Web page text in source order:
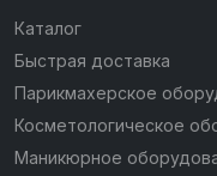
Каталог
Быстрая доставка
Парикмахерское
Косметологическое
Маникюрное